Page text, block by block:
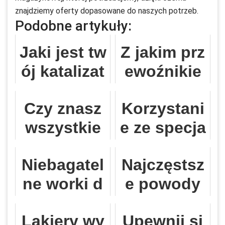
znajdziemy oferty dopasowane do naszych potrzeb.
Podobne artykuły:
Jaki jest tw
ój katalizat
odowy?
Z jakim prz
ewoźnikie
wybrać się
do Holandi
Czy znasz
wszystkie
y diety dot
yczące życi
Korzystani
e ze specja
usług pozy
cjonowani
Niebagatel
ne worki d
Najczęstsz
e powody
Lakiery wy
Upewnij si